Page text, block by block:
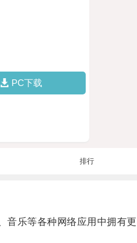
PC下载
排行
乐等各种网络应用中拥有更